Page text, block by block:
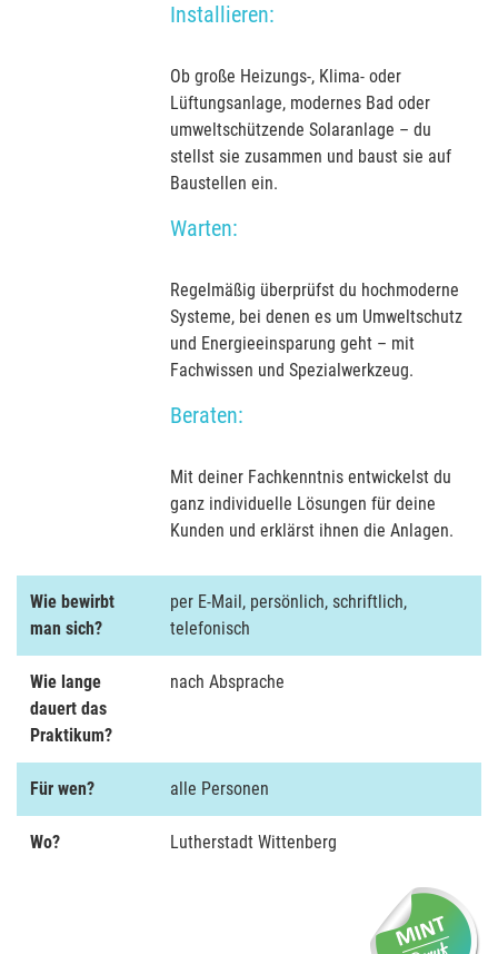
Installieren:
Ob große Heizungs-, Klima- oder
Lüftungsanlage, modernes Bad oder
umweltschützende Solaranlage – du
stellst sie zusammen und baust sie auf
Baustellen ein.
Warten:
Regelmäßig überprüfst du hochmoderne
Systeme, bei denen es um Umweltschutz
und Energieeinsparung geht – mit
Fachwissen und Spezialwerkzeug.
Beraten:
Mit deiner Fachkenntnis entwickelst du
ganz individuelle Lösungen für deine
Kunden und erklärst ihnen die Anlagen.
Wie bewirbt
man sich?
per E-Mail, persönlich, schriftlich,
telefonisch
Wie lange
dauert das
Praktikum?
nach Absprache
Für wen? alle Personen
Wo? Lutherstadt Wittenberg